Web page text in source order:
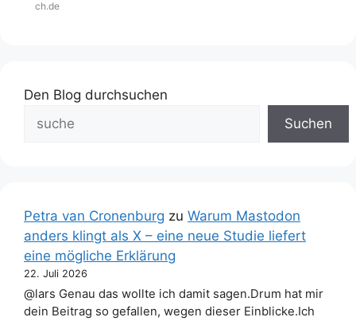
ch.de
Den Blog durchsuchen
Suchen
Petra van Cronenburg zu Warum Mastodon
anders klingt als X – eine neue Studie liefert
eine mögliche Erklärung
22. Juli 2026
@lars Genau das wollte ich damit sagen.Drum hat mir
dein Beitrag so gefallen, wegen dieser Einblicke.Ich